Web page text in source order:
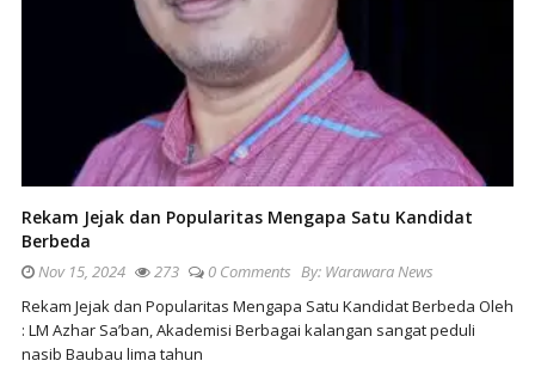
Rekam Jejak dan Popularitas Mengapa Satu Kandidat
Berbeda
Nov 15, 2024 273 0 Comments By: Warawara News
Rekam Jejak dan Popularitas Mengapa Satu Kandidat Berbeda Oleh
: LM Azhar Sa’ban, Akademisi Berbagai kalangan sangat peduli
nasib Baubau lima tahun